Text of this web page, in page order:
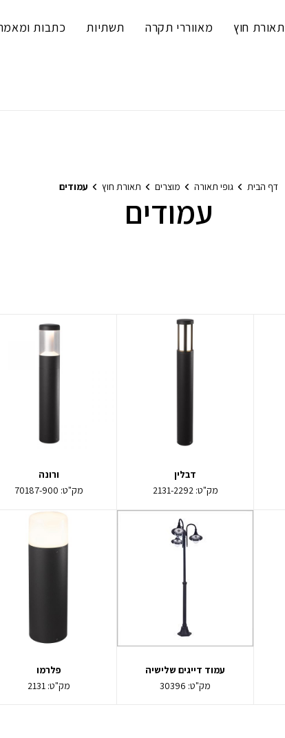
תאורת חוץ מאווררי תקרה תשתיות כתבות
דף הבית גופי תאורה מוצרים תאורת חוץ עמודים
עמודים
דבלין
מק"ט:2131-2292
ורונה
מק"ט: 70187-900
עמוד דייגים שלישיה
מק"ט: 30396
פלרמו
מק"ט: 2131